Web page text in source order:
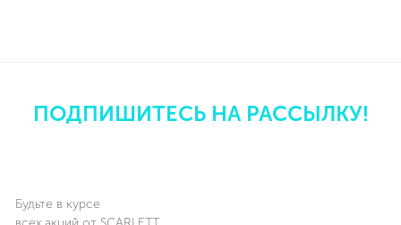
ПОДПИШИТЕСЬ НА РАССЫЛКУ!
Будьте в курсе